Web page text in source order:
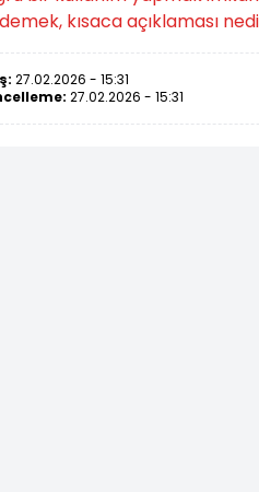
kısaca açıklaması
27.02.2026 - 15:31
27.02.2026 - 15:31